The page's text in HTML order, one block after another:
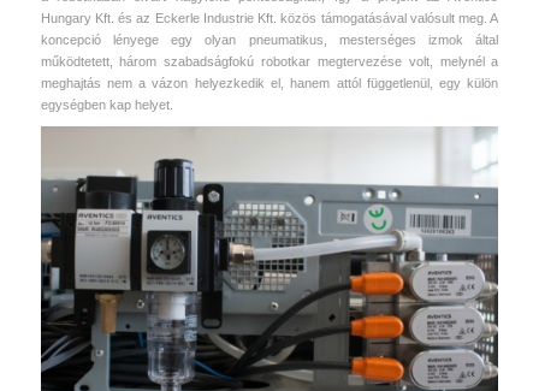
Hungary Kft. és az Eckerle Industrie Kft. közös támogatásával valósult meg. A
koncepció lényege egy olyan pneumatikus, mesterséges izmok által
működtetett, három szabadságfokú robotkar megtervezése volt, melynél a
meghajtás nem a vázon helyezkedik el, hanem attól függetlenül, egy külön
egységben kap helyet.